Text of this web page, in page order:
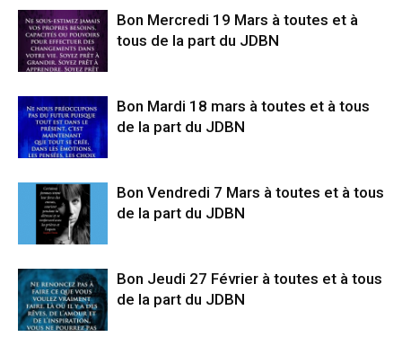
Bon Mercredi 19 Mars à toutes et à
tous de la part du JDBN
Bon Mardi 18 mars à toutes et à tous
de la part du JDBN
Bon Vendredi 7 Mars à toutes et à tous
de la part du JDBN
Bon Jeudi 27 Février à toutes et à tous
de la part du JDBN